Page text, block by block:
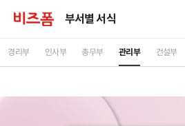
부서별 서식
경리부 인사부 총무부 관리부 건설부